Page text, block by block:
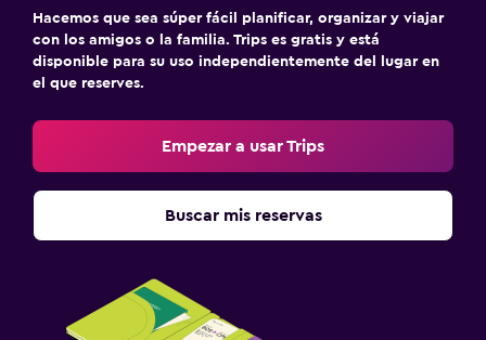
Hacemos que sea súper fácil planificar, organizar y viajar
con los amigos o la familia. Trips es gratis y está
disponible para su uso independientemente del lugar en
el que reserves.
Empezar a usar Trips
Buscar mis reservas